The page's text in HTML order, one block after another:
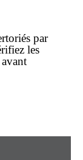
par
les